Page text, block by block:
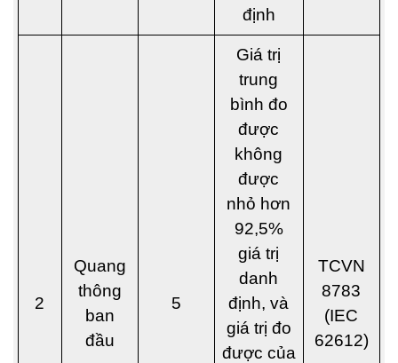
định
2
Quang
thông
ban
đầu
5
Giá trị
trung
bình đo
được
không
được
nhỏ hơn
92,5%
giá trị
danh
định, và
giá trị đo
được của
TCVN
8783
(IEC
62612)